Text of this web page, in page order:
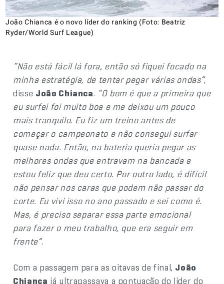
João Chianca é o novo líder do ranking (Foto: Beatriz
Ryder/World Surf League)
“Não está fácil lá fora, então só fiquei focado na
minha estratégia, de tentar pegar várias ondas”,
disse João Chianca. “O bom é que a primeira que
eu surfei foi muito boa e me deixou um pouco
mais tranquilo. Eu fiz um treino antes de
começar o campeonato e não consegui surfar
quase nada. Então, na bateria queria pegar as
melhores ondas que entravam na bancada e
estou feliz que deu certo. Por outro lado, é difícil
não pensar nos caras que podem não passar do
corte. Eu vivi isso no ano passado e sei como é.
Mas, é preciso separar essa parte emocional
para fazer o meu trabalho, que era seguir em
frente”.
Com a passagem para as oitavas de final, João
Chianca já ultrapassava a pontuação do líder do